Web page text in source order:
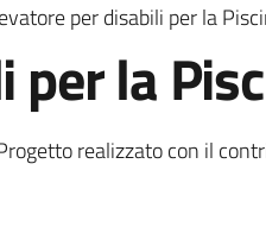
per disabili per la
la
realizzato con il